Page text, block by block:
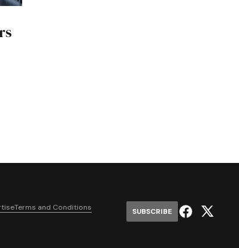
Terms and Conditions
SUBSCRIBE